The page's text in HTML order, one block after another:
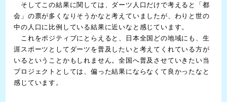
そしてこの結果に関しては、ダーツ人口だけで考えると「都
会」の票が多くなりそうかなと考えていましたが、わりと世の
中の人口に比例している結果に近いなと感じています。
これをポジティブにとらえると、日本全国どの地域にも、生
涯スポーツとしてダーツを普及したいと考えてくれている方が
いるということかもしれません。全国へ普及させていきたい当
プロジェクトとしては、偏った結果にならなくて良かったなと
感じています。